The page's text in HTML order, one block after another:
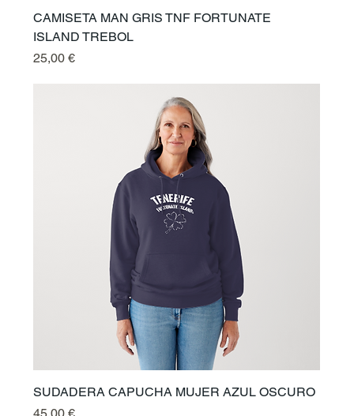
CAMISETA MAN GRIS TNF FORTUNATE
ISLAND TREBOL
Preis
25,00 €
SUDADERA CAPUCHA MUJER AZUL OSCURO
Preis